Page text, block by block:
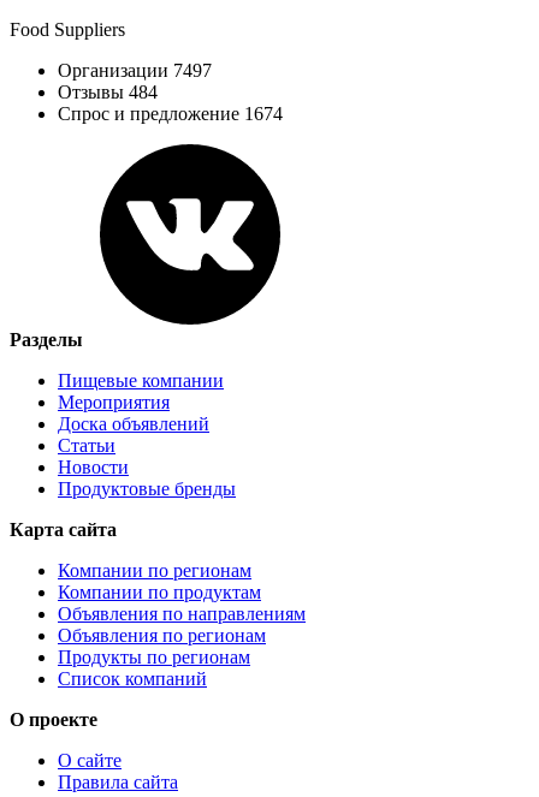
Food Suppliers
Организации 7497
Отзывы 484
Спрос и предложение 1674
Разделы
Пищевые компании
Мероприятия
Доска объявлений
Статьи
Новости
Продуктовые бренды
Карта сайта
Компании по регионам
Компании по продуктам
Объявления по направлениям
Объявления по регионам
Продукты по регионам
Список компаний
О проекте
О сайте
Правила сайта